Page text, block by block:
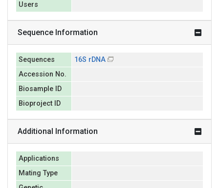
Users
Sequence Information
Sequences
16S rDNA
Accession No.
Biosample ID
Bioproject ID
Additional Information
Applications
Mating Type